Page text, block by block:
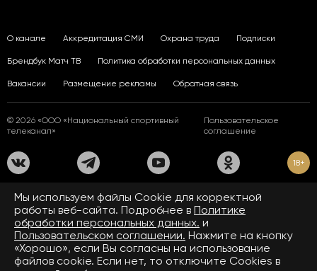
О канале Аккредитация СМИ Охрана труда Подписки
Брендбук Матч ТВ Политика обработки персональных данных
Вакансии Размещение рекламы Обратная связь
© 2026 «ООО «Национальный спортивный
телеканал»
Пользовательское
соглашение
18+
На сайте применяются рекомендательные технологии. Подробнее
Правилах применения рекомендательных технологий.
Средство массовой информации сетевое издание «www.matchtv.ru»
зарегистрировано Федеральной службой по надзору в сфере связи,
информационных технологий и массовых коммуникаций (Роскомнадзор).
Свидетельство о регистрации средства массовой информации ЭЛ № ФС 77 - 72390
от 28.02.2018. Название — www.matchtv.ru.
Учредитель (соучредители) СМИ сетевого издания «www.matchtv.ru»: ООО
Мы используем файлы Сookie для корректной
работы веб-сайта. Подробнее в Политике
обработки персональных данных. и
Пользовательском соглашении. Нажмите на кнопку
«Хорошо», если Вы согласны на использование
файлов cookie. Если нет, то отключите Cookies в